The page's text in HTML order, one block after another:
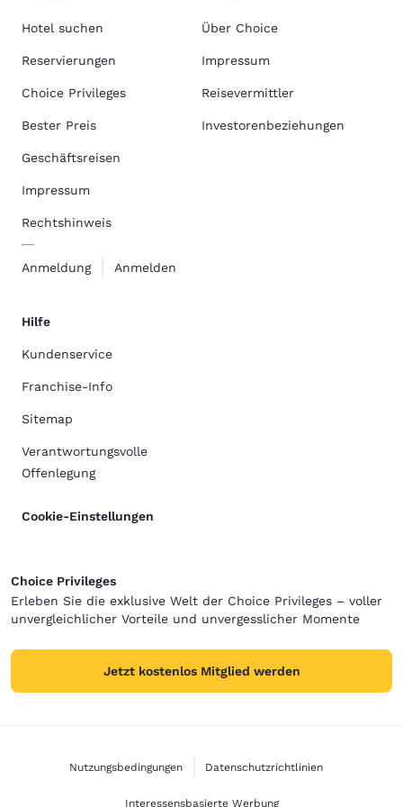
Hotel suchen
Reservierungen
Choice Privileges
Bester Preis
Geschäftsreisen
Impressum
Rechtshinweis
Anmeldung Anmelden
Über Choice
Impressum
Reisevermittler
Investorenbeziehungen
Hilfe
Kundenservice
Franchise-Info
Sitemap
Verantwortungsvolle
Offenlegung
Cookie-Einstellungen
Choice Privileges
Erleben Sie die exklusive Welt der Choice Privileges – voller
unvergleichlicher Vorteile und unvergesslicher Momente
Jetzt kostenlos Mitglied werden
Nutzungsbedingungen Datenschutzrichtlinien
Interessensbasierte Werbung